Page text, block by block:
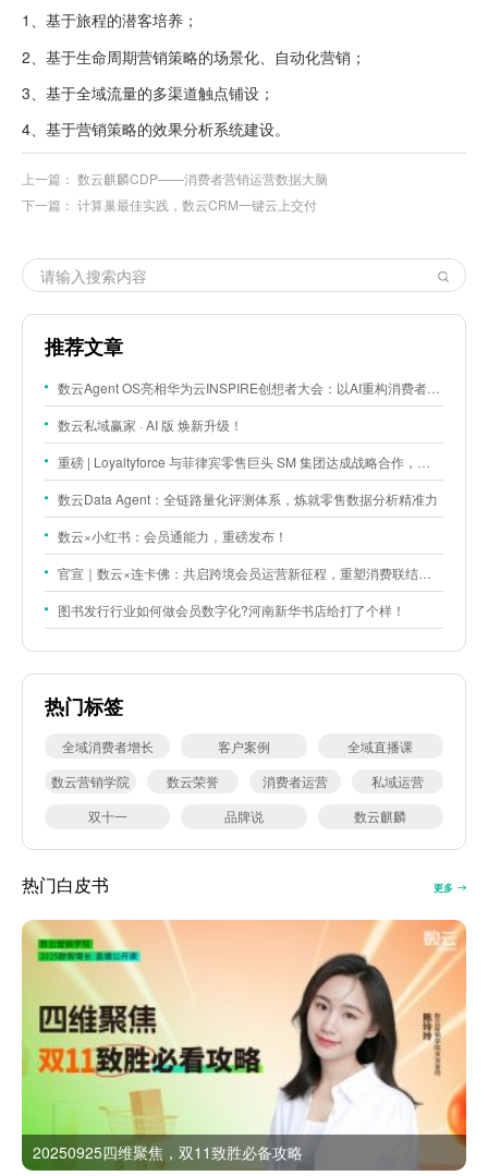
1、基于旅程的潜客培养；
2、基于生命周期营销策略的场景化、自动化营销；
3、基于全域流量的多渠道触点铺设；
4、基于营销策略的效果分析系统建设。
上一篇： 数云麒麟CDP——消费者营销运营数据大脑
下一篇： 计算巢最佳实践，数云CRM一键云上交付
推荐文章
数云Agent OS亮相华为云INSPIRE创想者大会：以AI重构消费者运营与零售营销新范式
数云私域赢家 · AI 版 焕新升级！
重磅 | Loyaltyforce 与菲律宾零售巨头 SM 集团达成战略合作，携手开启 SMAC 会员数智化运营新征程
数云Data Agent：全链路量化评测体系，炼就零售数据分析精准力
数云×小红书：会员通能力，重磅发布！
官宣｜数云×连卡佛：共启跨境会员运营新征程，重塑消费联结新体验
图书发行行业如何做会员数字化?河南新华书店给打了个样！
热门标签
全域消费者增长 客户案例
全域直播课
数云营销学院
数云荣誉 消费者运营
私域运营
双十一
品牌说 数云麒麟
热门白皮书 更多
20250925四维聚焦，双11致胜必备攻略